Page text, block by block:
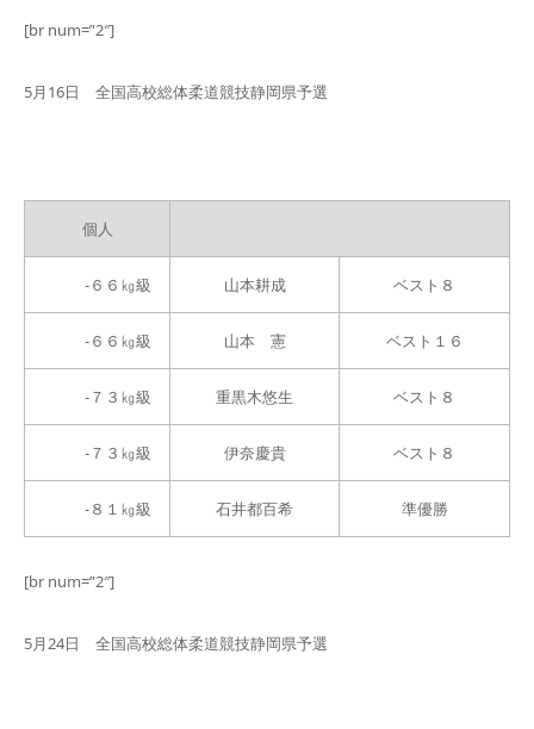
[br num=”2″]
5月16日 全国高校総体柔道競技静岡県予選
個人
-６６㎏級 山本耕成 ベスト８
-６６㎏級 山本 憲 ベスト１６
-７３㎏級 重黒木悠生 ベスト８
-７３㎏級 伊奈慶貴 ベスト８
-８１㎏級 石井都百希 準優勝
[br num=”2″]
5月24日 全国高校総体柔道競技静岡県予選